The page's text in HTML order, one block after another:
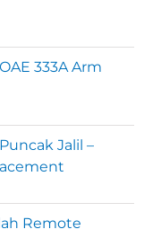
333A Arm
Jalil –
Remote